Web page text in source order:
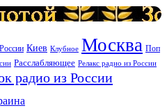
Киев Клубное Москва Поп
Расслабляющее Релакс радио из России
радио из России